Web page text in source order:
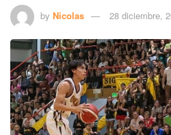
by Nicolas 28 diciembre,